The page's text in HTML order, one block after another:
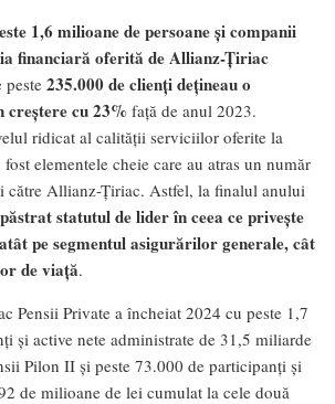
1,6 milioane de persoane și companii
financiară oferită de Allianz-Țiriac
peste 235.000 de clienți dețineau o
creștere cu 23% față de anul 2023.
ridicat al calității serviciilor oferite la
elementele cheie care au atras un număr
către Allianz-Țiriac. Astfel, la finalul anului
statutul de lider în ceea ce privește
pe segmentul asigurărilor generale, cât
de viață.
Pensii Private a încheiat 2024 cu peste 1,7
și active nete administrate de 31,5 miliarde
Pilon II și peste 73.000 de participanți și
de milioane de lei cumulat la cele două